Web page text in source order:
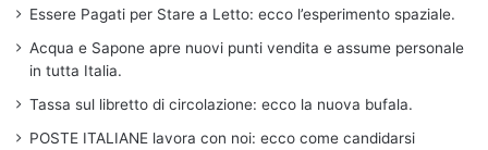
Essere Pagati per Stare a Letto: ecco l’esperimento spaziale.
Acqua e Sapone apre nuovi punti vendita e assume personale
in tutta Italia.
Tassa sul libretto di circolazione: ecco la nuova bufala.
POSTE ITALIANE lavora con noi: ecco come candidarsi